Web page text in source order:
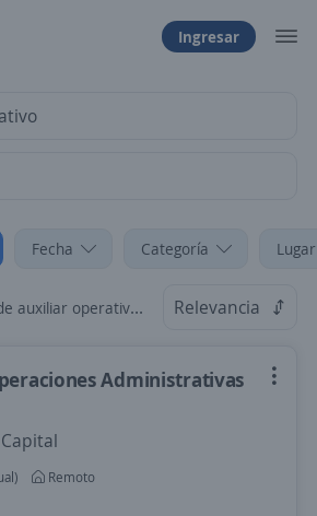
Ingresar
Fecha Categoría
en Palavecino, Lara Relevancia
Administrativas
Remoto